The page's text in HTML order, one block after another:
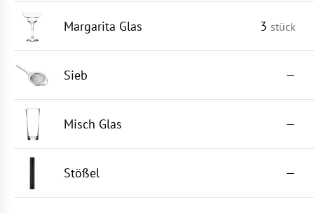
Margarita Glas 3 stück
Sieb —
Misch Glas —
Stößel —